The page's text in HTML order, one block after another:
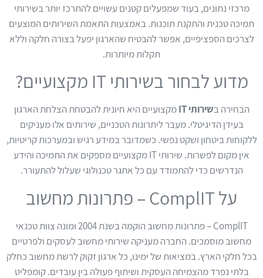
מרכזי נתונים, בעוד שמפעלים קטנים עשויים להתרכז יותר בשירותי
תמיכה טכנית והתקנת תוכנות. באמצעות התאמת השירותים המוצעים
לצרכים הספציפיים, אפשר להבטיח שהארגון יפעל בצורה חלקה וללא
תקלות מיותרות.
מדוע לבחור בשירותי IT מקצועיים?
הבחירה בשירותי IT
מקצועיים היא חיונית להבטחת הצלחת הארגון
בעידן הדיגיטלי. מעבר ליתרונות הטכניים, שירותים אלו מעניקים
ללקוחות ביטחון ושקט נפשי. כשמדובר במידע רגיש ובמערכות קריטיות,
אין מקום לפשרות. שירותי IT מקצועיים מספקים את התמיכה והידע
הנדרשים כדי להתמודד עם כל אתגר טכנולוגי שעלול להתעורר.
על ComplIT – פתרונות מחשוב
ComplIT – פתרונות מחשוב הוקמה בשנת 2004 ומונה צוות טכנאי
מחשוב מוסמכים. החברה מעניקה שירותי מחשוב לעסקים ולפרטיים
בכל חלקי הארץ. במציאות של ימינו, כל ארגון זקוק לרשת מחשוב כחלק
בלתי נפרד מהצמיחה העסקית ושיתוף פעולה בין עובדים. קומפליט